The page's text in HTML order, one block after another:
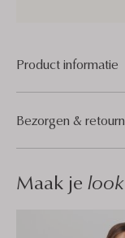
Product informatie
Bezorgen &
Maak je